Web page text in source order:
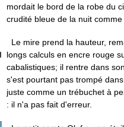
mordait le bord de la robe du
crudité bleue de la nuit
Le mire prend la hauteur,
longs calculs en encre rouge
cabalistiques; il rentre dans
s'est pourtant pas trompé
juste comme un trébuchet à
: il n'a pas fait d'erreur.